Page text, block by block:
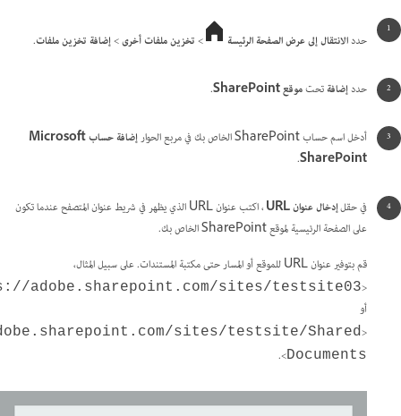
حددالانتقال إلى عرض الصفحة الرئيسة >تخزين ملفات أخرى>إضافة تخزين ملفات.
حددإضافةتحتموقع SharePoint .
أدخل اسم حساب SharePoint الخاص بك في مربع الحوار
إضافة حساب Microsoft
SharePoint
.
في حقلإدخال عنوان URL
، اكتب عنوان URL الذي يظهر في شريط عنوان المتصفح عندما تكون
على الصفحة الرئيسية لموقع SharePoint الخاص بك.
قم بتوفير عنوان URL للموقع أو المسار حتى مكتبة المستندات. على سبيل المثال،
<
adobe.sharepoint.com/sites/testsite03
أو
<
sites/testsite/Shared
Documents
>.